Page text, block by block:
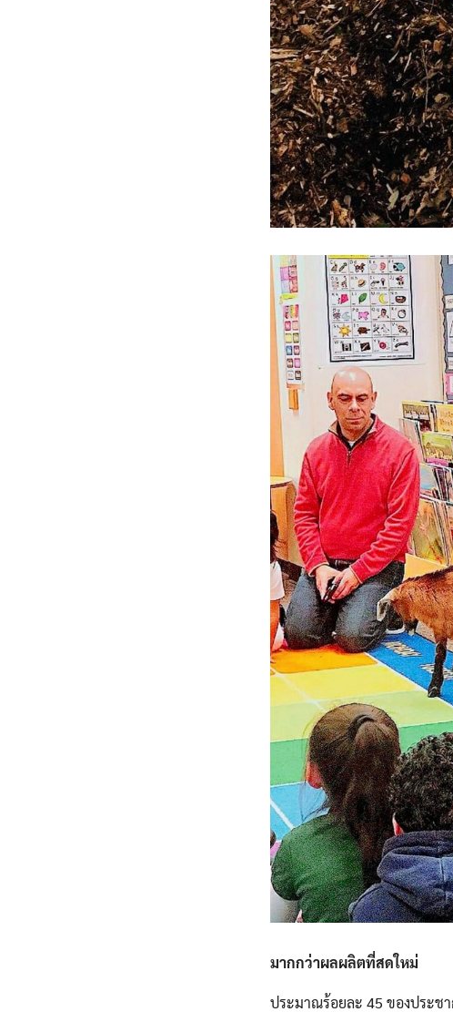
มากกว่าผลผลิตที่สดใหม่
ประมาณร้อยละ 45 ของประชา